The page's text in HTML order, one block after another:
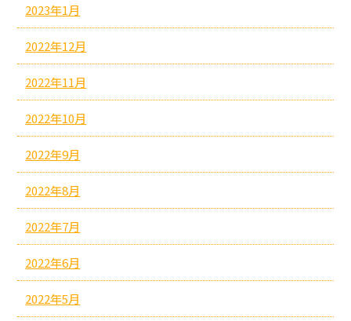
2023年1月
2022年12月
2022年11月
2022年10月
2022年9月
2022年8月
2022年7月
2022年6月
2022年5月